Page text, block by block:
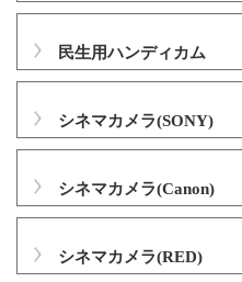
民生用ハンディカム
シネマカメラ(SONY)
シネマカメラ(Canon)
シネマカメラ(RED)